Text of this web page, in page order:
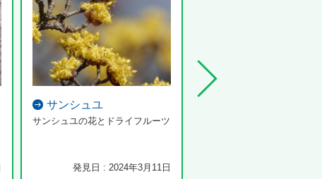
サンシュユ
サンシュユの花とドライフルーツ
発見日 : 2024年3月11日